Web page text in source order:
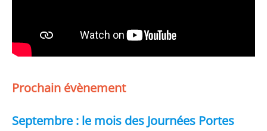
Prochain évènement
Septembre : le mois des Journées Portes